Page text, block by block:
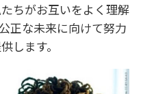
ちがお互いをよく理解
正な未来に向けて努力
します。